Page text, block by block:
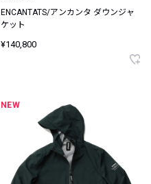
ENCANTATS/アンカンタ ダウンジャ
ケット
¥140,800
NEW